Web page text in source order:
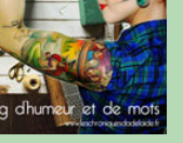
pour mon prochain commentaire.